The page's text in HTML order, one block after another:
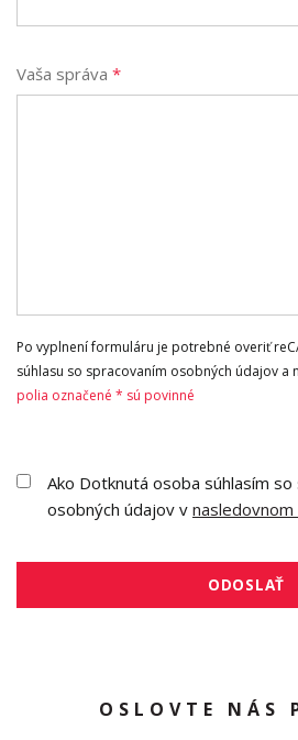
Vaša správa *
Po vyplnení formuláru je potrebné overiť
súhlasu so spracovaním osobných údajov a
polia označené * sú povinné
Ako Dotknutá osoba súhlasím so
osobných údajov v nasledovnom
ODOSLAŤ
OSLOVTE NÁS